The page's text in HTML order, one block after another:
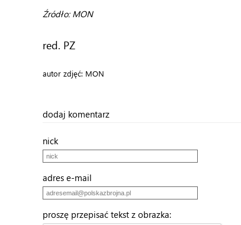
Źródło: MON
red. PZ
autor zdjęć: MON
dodaj komentarz
nick
adres e-mail
proszę przepisać tekst z obrazka: